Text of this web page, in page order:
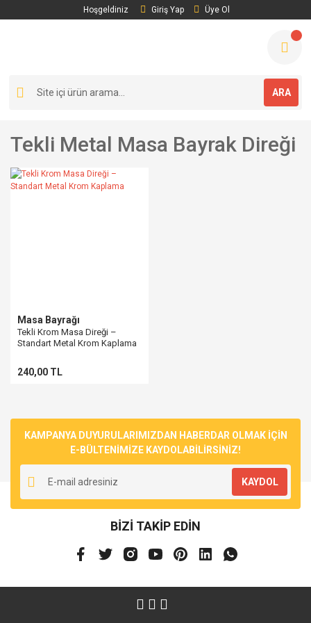
Hoşgeldiniz Giriş Yap Üye Ol
ARA
Tekli Metal Masa Bayrak Direği
Masa Bayrağı
Tekli Krom Masa Direği –
Standart Metal Krom Kaplama
240,00 TL
KAMPANYA DUYURULARIMIZDAN HABERDAR OLMAK İÇİN
E-BÜLTENİMİZE KAYDOLABİLİRSİNİZ!
KAYDOL
BİZİ TAKİP EDİN